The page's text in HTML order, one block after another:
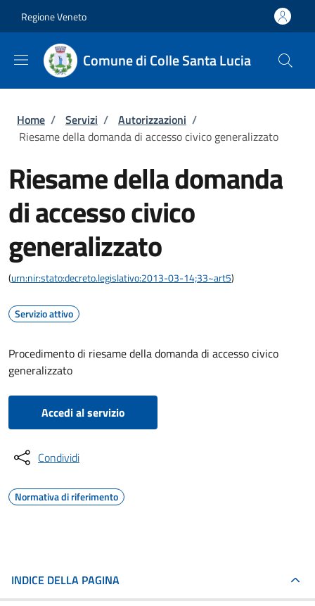
Regione Veneto
Comune di Colle Santa Lucia
Briciole di pane
Home / Servizi / Autorizzazioni /
Riesame della domanda di accesso civico generalizzato
Riesame della domanda
di accesso civico
generalizzato
(urn:nir:stato:decreto.legislativo:2013-03-14;33~art5)
Servizio attivo
Procedimento di riesame della domanda di accesso civico
generalizzato
Accedi al servizio
Condividi
Normativa di riferimento
INDICE DELLA PAGINA